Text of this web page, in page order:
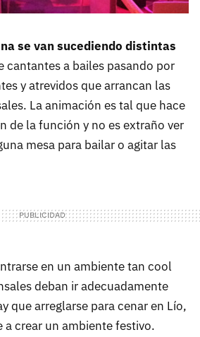
se van sucediendo distintas
cantantes a bailes pasando por
y atrevidos que arrancan las
La animación es tal que hace
de la función y no es extraño ver
mesa para bailar o agitar las
en un ambiente tan cool
deban ir adecuadamente
que arreglarse para cenar en Lío,
crear un ambiente festivo.